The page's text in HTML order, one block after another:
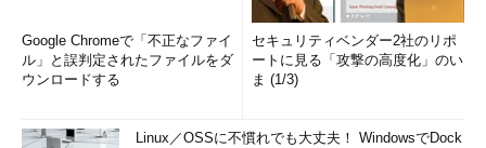
Google Chromeで「不正なファイ
ル」と誤判定されたファイルをダ
ウンロードする
セキュリティベンダー2社のリポ
ートに見る「攻撃の高度化」のい
ま (1/3)
Linux／OSSに不慣れでも大丈夫！ WindowsでDock